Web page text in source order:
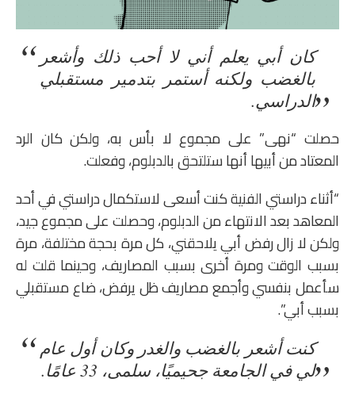
كان أبي يعلم أني لا أحب ذلك وأشعر
بالغضب ولكنه أستمر بتدمير مستقبلي
الدراسي.
حصلت “نهى” على مجموع لا بأس به، ولكن كان الرد
المعتاد من أبيها أنها ستلتحق بالدبلوم، وفعلت.
“أثناء دراستي الفنية كنت أسعى لاستكمال دراستي في أحد
المعاهد بعد الانتهاء من الدبلوم، وحصلت على مجموع جيد،
ولكن لا زال رفض أبي يلاحقني، كل مرة بحجة مختلفة، مرة
بسبب الوقت ومرة أخرى بسبب المصاريف، وحينما قلت له
سأعمل بنفسي وأجمع مصاريف ظل يرفض، ضاع مستقبلي
بسبب أبي”.
كنت أشعر بالغضب والغدر وكان أول عام
لي في الجامعة جحيميًا، سلمى، 33 عامًا.